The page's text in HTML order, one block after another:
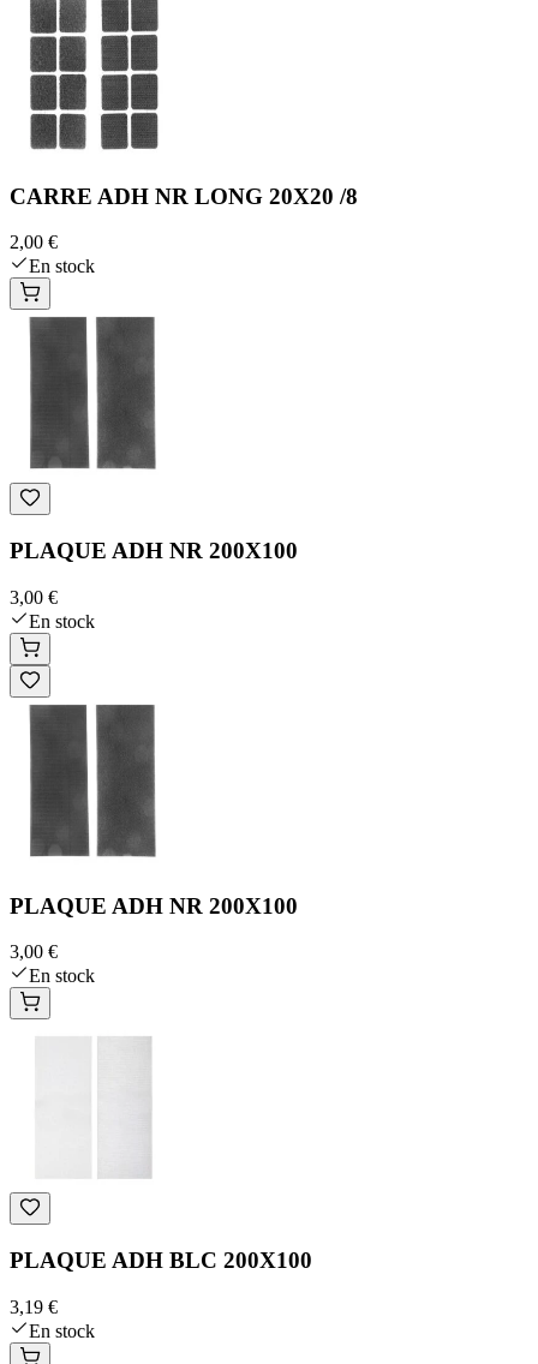
CARRE ADH NR LONG 20X20 /8
2,00 €
En stock
PLAQUE ADH NR 200X100
3,00 €
En stock
PLAQUE ADH NR 200X100
3,00 €
En stock
PLAQUE ADH BLC 200X100
3,19 €
En stock